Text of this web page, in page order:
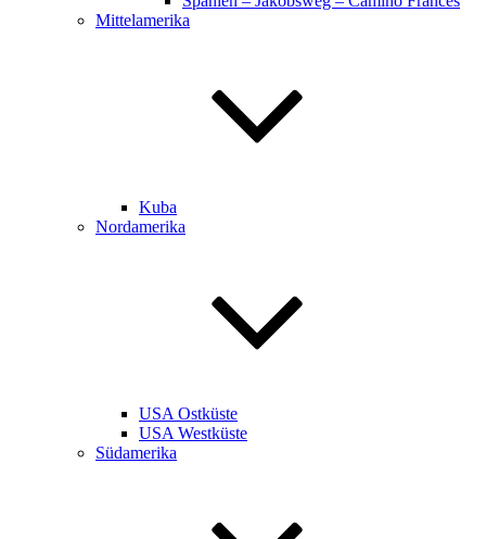
Mittelamerika
Kuba
Nordamerika
USA Ostküste
USA Westküste
Südamerika